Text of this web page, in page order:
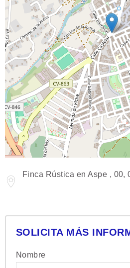
Finca Rústica en Aspe , 00,
SOLICITA MÁS
Nombre